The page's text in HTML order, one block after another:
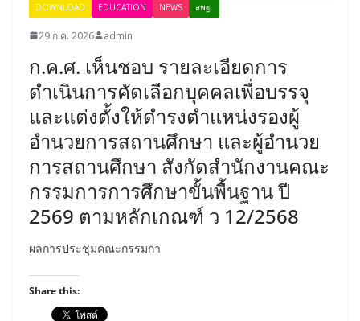
DOWNLOAD EDUCATION NEWS สพฐ.
29 ก.ค. 2026 admin
ก.ค.ศ. เห็นชอบ รายละเอียดการ
ดำเนินการคัดเลือกบุคคลเพื่อบรรจุ
และแต่งตั้งให้ดำรงตำแหน่งรองผู้
อำนวยการสถานศึกษา และผู้อำนวย
การสถานศึกษา สังกัดสำนักงานคณะ
กรรมการการศึกษาขั้นพื้นฐาน ปี
2569 ตามหลักเกณฑ์ ว 12/2568
ผลการประชุมคณะกรรมกา
Share this: